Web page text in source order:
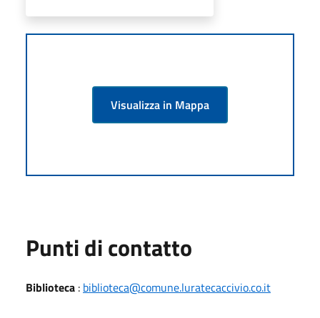
Visualizza in Mappa
Punti di contatto
Biblioteca : biblioteca@comune.luratecaccivio.co.it